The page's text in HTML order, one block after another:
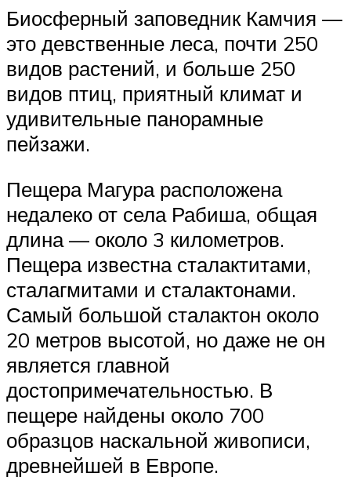
Биосферный заповедник Камчия —
это девственные леса, почти 250
видов растений, и больше 250
видов птиц, приятный климат и
удивительные панорамные
пейзажи.
Пещера Магура расположена
недалеко от села Рабиша, общая
длина — около 3 километров.
Пещера известна сталактитами,
сталагмитами и сталактонами.
Самый большой сталактон около
20 метров высотой, но даже не он
является главной
достопримечательностью. В
пещере найдены около 700
образцов наскальной живописи,
древнейшей в Европе.